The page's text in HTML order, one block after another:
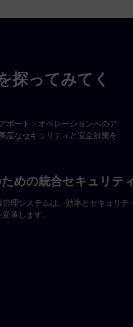
探ってみてく
ポート・オペレーションへのア
度なセキュリティと安全対策を
めの統合セキュリテ
理システムは、効率とセキュリテ
革します。